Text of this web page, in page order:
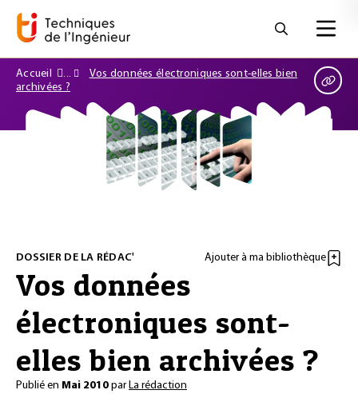
Accueil
Vos données électroniques sont-elles bien
archivées ?
DOSSIER DE LA RÉDAC' Ajouter à ma bibliothèque
Vos données
électroniques sont-
elles bien archivées ?
Publié en Mai 2010 par La rédaction